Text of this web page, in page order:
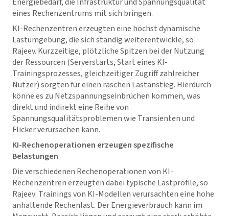
eines Rechenzentrums mit sich bringen.
KI-Rechenzentren erzeugten eine höchst dynamische
Lastumgebung, die sich ständig weiterentwickle, so
Rajeev. Kurzzeitige, plötzliche Spitzen bei der Nutzung
der Ressourcen (Serverstarts, Start eines KI-
Trainingsprozesses, gleichzeitiger Zugriff zahlreicher
Nutzer) sorgten für einen raschen Lastanstieg. Hierdurch
könne es zu Netzspannungseinbrüchen kommen, was
direkt und indirekt eine Reihe von
Spannungsqualitätsproblemen wie Transienten und
Flicker verursachen kann.
KI-Rechenoperationen erzeugen spezifische
Belastungen
Die verschiedenen Rechenoperationen von KI-
Rechenzentren erzeugten dabei typische Lastprofile, so
Rajeev: Trainings von KI-Modellen verursachten eine hohe
anhaltende Rechenlast. Der Energieverbrauch kann im